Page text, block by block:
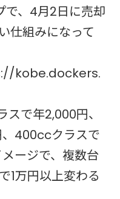
で、4月2日に売却
仕組みになって
kobe.dockers.
スで年2,000円、
400ccクラスで
ージで、複数台
1万円以上変わる